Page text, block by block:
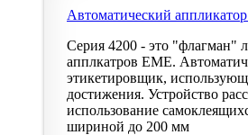
Автоматический
Серия 4200 - это "флагман"
апплкатров EME.
этикетировщик,
достижения. Устройство
использование
шириной до 200 мм